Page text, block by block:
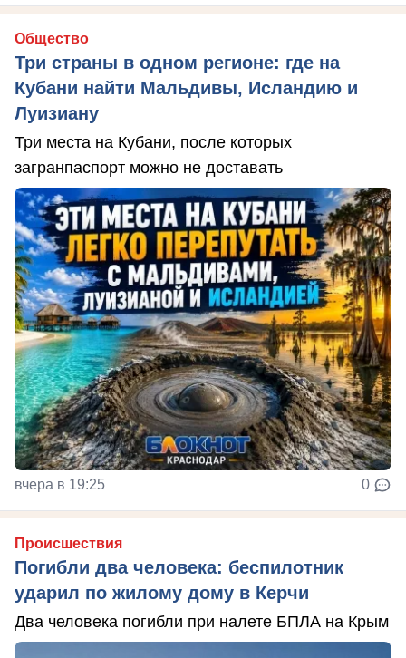
Общество
Три страны в одном регионе: где на
Кубани найти Мальдивы, Исландию и
Луизиану
Три места на Кубани, после которых
загранпаспорт можно не доставать
вчера в 19:25 0
Происшествия
Погибли два человека: беспилотник
ударил по жилому дому в Керчи
Два человека погибли при налете БПЛА на Крым